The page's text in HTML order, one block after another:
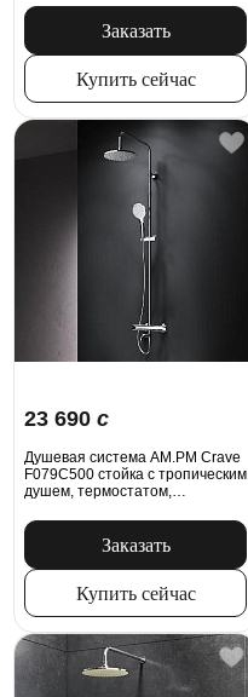
Заказать
Купить сейчас
23 690 c
Душевая система AM.PM Crave
F079C500 стойка с тропическим
душем, термостатом,
Заказать
Купить сейчас